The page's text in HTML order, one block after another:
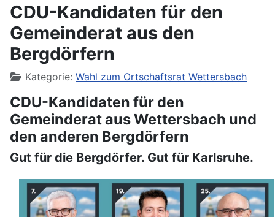
CDU-Kandidaten für den
Gemeinderat aus den
Bergdörfern
DetailsKategorie: Wahl zum Ortschaftsrat Wettersbach
CDU-Kandidaten für den
Gemeinderat aus Wettersbach und
den anderen Bergdörfern
Gut für die Bergdörfer. Gut für Karlsruhe.